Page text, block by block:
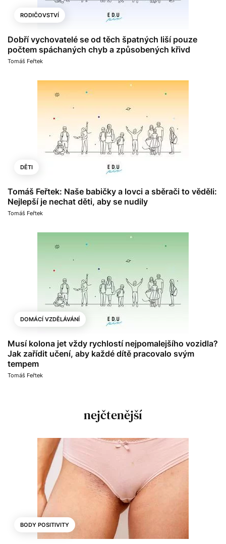
RODIČOVSTVÍ
Dobří vychovatelé se od těch špatných liší pouze
počtem spáchaných chyb a způsobených křivd
Tomáš Feřtek
DĚTI
Tomáš Feřtek: Naše babičky a lovci a sběrači to věděli:
Nejlepší je nechat děti, aby se nudily
Tomáš Feřtek
DOMÁCÍ VZDĚLÁVÁNÍ
Musí kolona jet vždy rychlostí nejpomalejšího vozidla?
Jak zařídit učení, aby každé dítě pracovalo svým
tempem
Tomáš Feřtek
nejčtenější
BODY POSITIVITY